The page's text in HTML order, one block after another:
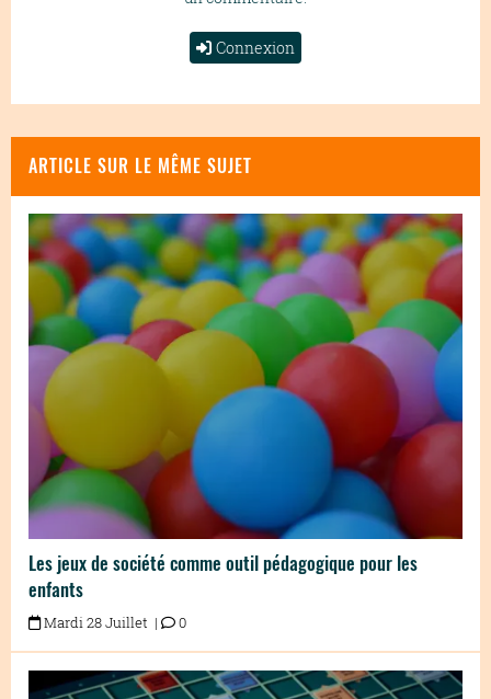
Connexion
ARTICLE SUR LE MÊME SUJET
Les jeux de société comme outil pédagogique pour les
enfants
Mardi 28 Juillet | 0